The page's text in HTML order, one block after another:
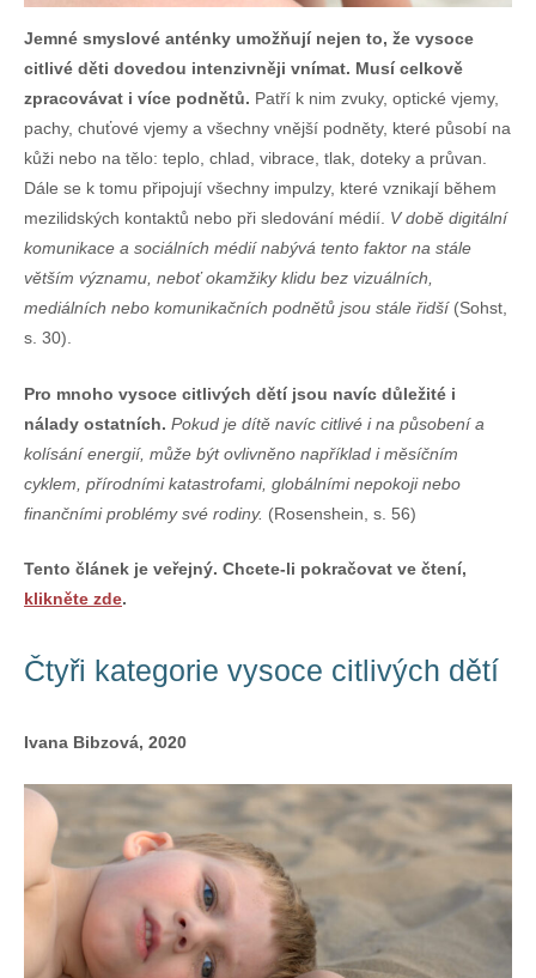
Jemné smyslové anténky umožňují nejen to, že vysoce
citlivé děti dovedou intenzivněji vnímat. Musí celkově
zpracovávat i více podnětů. Patří k nim zvuky, optické vjemy,
pachy, chuťové vjemy a všechny vnější podněty, které působí na
kůži nebo na tělo: teplo, chlad, vibrace, tlak, doteky a průvan.
Dále se k tomu připojují všechny impulzy, které vznikají během
mezilidských kontaktů nebo při sledování médií. V době digitální
komunikace a sociálních médií nabývá tento faktor na stále
větším významu, neboť okamžiky klidu bez vizuálních,
mediálních nebo komunikačních podnětů jsou stále řidší (Sohst,
s. 30).
Pro mnoho vysoce citlivých dětí jsou navíc důležité i
nálady ostatních. Pokud je dítě navíc citlivé i na působení a
kolísání energií, může být ovlivněno například i měsíčním
cyklem, přírodními katastrofami, globálními nepokoji nebo
finančními problémy své rodiny. (Rosenshein, s. 56)
Tento článek je veřejný. Chcete-li pokračovat ve čtení,
klikněte zde.
Čtyři kategorie vysoce citlivých dětí
Ivana Bibzová, 2020